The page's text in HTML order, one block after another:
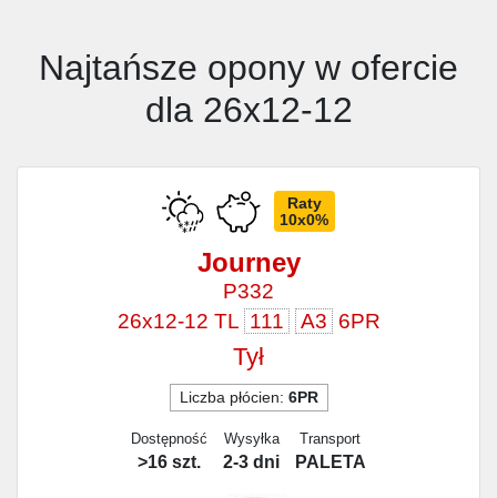
Najtańsze opony w ofercie
dla 26x12-12
Raty
10x0%
Journey
P332
26x12-12 TL 111 A3 6PR
Tył
Liczba płócien: 6PR
Dostępność
>16 szt.
Wysyłka
2-3 dni
Transport
PALETA